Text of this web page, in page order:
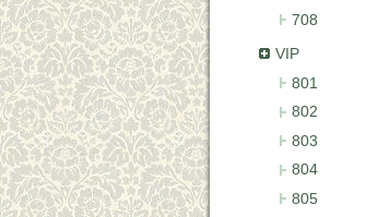
708
VIP
801
802
803
804
805